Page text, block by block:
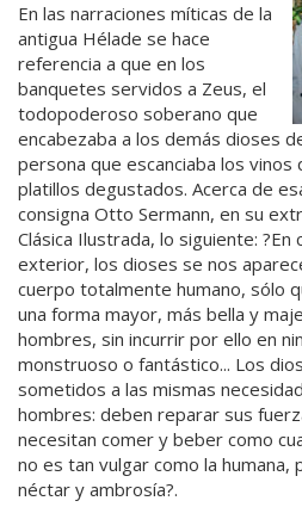
En las narraciones míticas de la
antigua Hélade se hace
referencia a que en los
banquetes servidos a Zeus, el
todopoderoso soberano que
encabezaba a los demás dioses
persona que escanciaba los vinos
platillos degustados. Acerca de
consigna Otto Sermann, en su
Clásica Ilustrada, lo siguiente: ?En
exterior, los dioses se nos
cuerpo totalmente humano, sólo
una forma mayor, más bella y
hombres, sin incurrir por ello en
monstruoso o fantástico... Los
sometidos a las mismas
hombres: deben reparar sus
necesitan comer y beber como
no es tan vulgar como la humana,
néctar y ambrosía?.